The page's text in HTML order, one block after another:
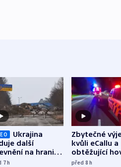
Ukrajina
další
na hranici
7h
Zbytečné
kvůli eCallu a
obtěžující
zdržují
před 8h